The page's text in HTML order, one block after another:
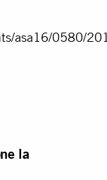
asa16/0580/
la